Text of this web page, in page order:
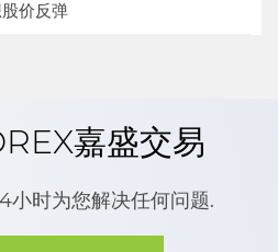
价反弹
嘉盛交易
小时为您解决任何问题.